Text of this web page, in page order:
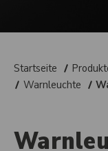
Startseite
Warnleuchte